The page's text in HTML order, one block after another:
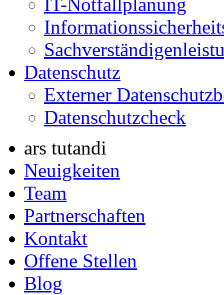
IT-Notfallplanung
Datenschutz
Externer
Datenschutzcheck
ars tutandi
Neuigkeiten
Team
Partnerschaften
Kontakt
Offene Stellen
Blog